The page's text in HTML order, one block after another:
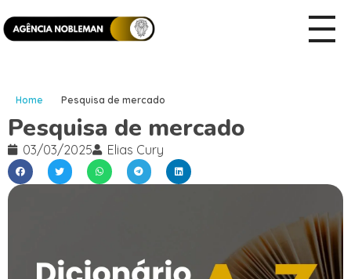
Home Pesquisa de mercado
Pesquisa de mercado
03/03/2025 Elias Cury